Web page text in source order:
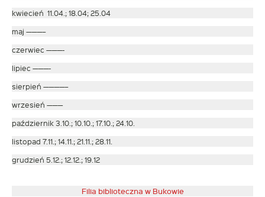
kwiecień 11.04.; 18.04; 25.04
maj ———–
czerwiec ———-
lipiec ———-
sierpień ————–
wrzesień ———
październik 3.10.; 10.10.; 17.10.; 24.10.
listopad 7.11.; 14.11.; 21.11.; 28.11.
grudzień 5.12.; 12.12.; 19.12
Filia biblioteczna w Bukowie